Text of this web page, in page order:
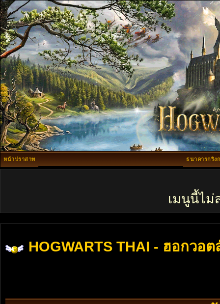
หน้าปราสาท ธนาคารกริง
เมนูนี้ไม่
HOGWARTS THAI - ฮอกวอต